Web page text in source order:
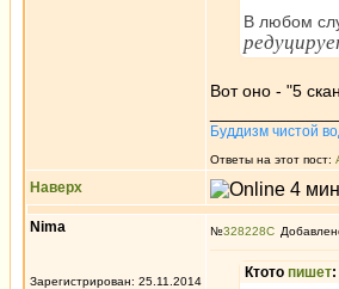
В любом
Вот оно - "5
Буддизм чистой
Ответы на этот пост:
Наверх
Nima
Зарегистрирован: 25.11.2014
№328228
Ктото пишет: